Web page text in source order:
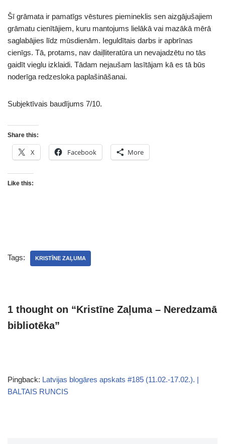
Šī grāmata ir pamatīgs vēstures piemineklis sen aizgājušajiem
grāmatu cienītājiem, kuru mantojums lielākā vai mazākā mērā
saglabājies līdz mūsdienām. Ieguldītais darbs ir apbrīnas
cienīgs. Tā, protams, nav daiļliteratūra un nevajadzētu no tās
gaidīt vieglu izklaidi. Tādam nejaušam lasītājam kā es tā būs
noderīga redzesloka paplašināšanai.
Subjektīvais baudījums 7/10.
Share this:
X Facebook More
Like this:
Tags: KRISTĪNE ZAĻUMA
1 thought on “Kristīne Zaļuma – Neredzamā
bibliotēka”
Pingback: Latvijas blogāres apskats #185 (11.02.-17.02.). |
BALTAIS RUNCIS